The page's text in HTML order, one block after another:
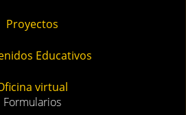
Proyectos
Educativos
virtual
Formularios